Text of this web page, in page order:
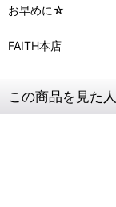
お早めに☆
FAITH本店
この商品を見た